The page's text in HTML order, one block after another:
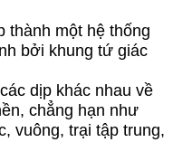
thành một hệ thống
bởi khung tứ giác
dịp khác nhau về
chẳng hạn như
vuông, trại tập trung,